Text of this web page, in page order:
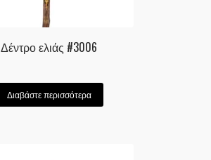
Δέντρο ελιάς #3006
Διαβάστε περισσότερα